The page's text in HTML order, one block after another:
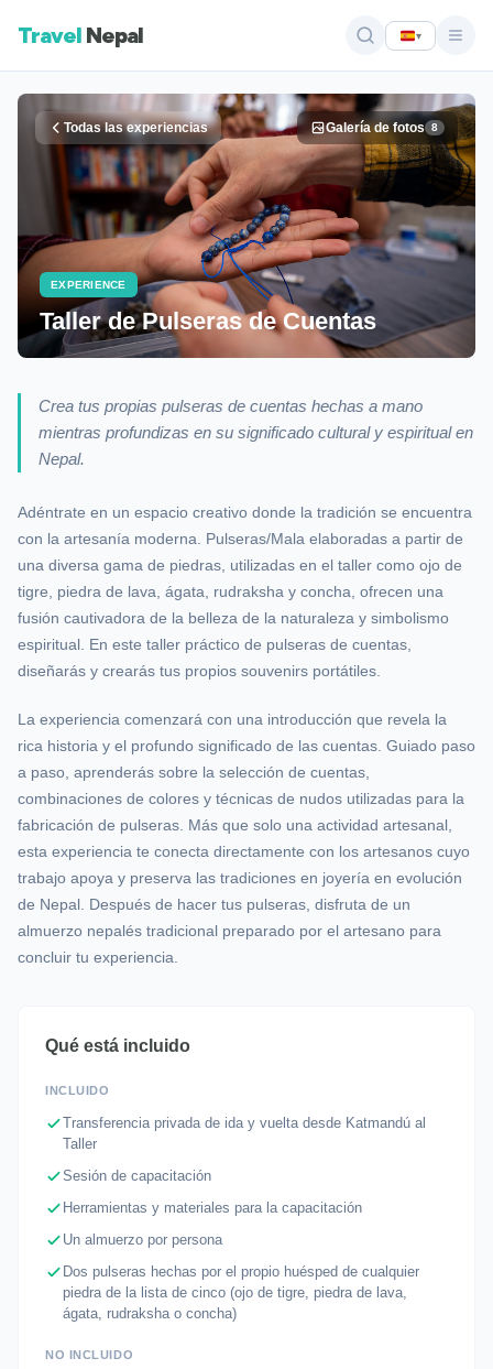
Travel Nepal ▾
Todas las experiencias Galería de fotos 8
EXPERIENCE
Taller de Pulseras de Cuentas
Crea tus propias pulseras de cuentas hechas a mano
mientras profundizas en su significado cultural y espiritual en
Nepal.
Adéntrate en un espacio creativo donde la tradición se encuentra
con la artesanía moderna. Pulseras/Mala elaboradas a partir de
una diversa gama de piedras, utilizadas en el taller como ojo de
tigre, piedra de lava, ágata, rudraksha y concha, ofrecen una
fusión cautivadora de la belleza de la naturaleza y simbolismo
espiritual. En este taller práctico de pulseras de cuentas,
diseñarás y crearás tus propios souvenirs portátiles.
La experiencia comenzará con una introducción que revela la
rica historia y el profundo significado de las cuentas. Guiado paso
a paso, aprenderás sobre la selección de cuentas,
combinaciones de colores y técnicas de nudos utilizadas para la
fabricación de pulseras. Más que solo una actividad artesanal,
esta experiencia te conecta directamente con los artesanos cuyo
trabajo apoya y preserva las tradiciones en joyería en evolución
de Nepal. Después de hacer tus pulseras, disfruta de un
almuerzo nepalés tradicional preparado por el artesano para
concluir tu experiencia.
Qué está incluido
INCLUIDO
Transferencia privada de ida y vuelta desde Katmandú al
Taller
Sesión de capacitación
Herramientas y materiales para la capacitación
Un almuerzo por persona
Dos pulseras hechas por el propio huésped de cualquier
piedra de la lista de cinco (ojo de tigre, piedra de lava,
ágata, rudraksha o concha)
NO INCLUIDO